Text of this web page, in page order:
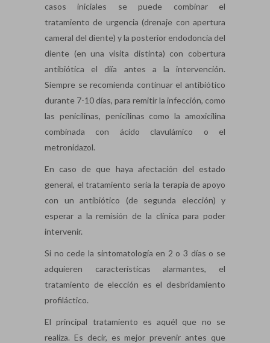
casos iniciales se puede combinar el
tratamiento de urgencia (drenaje con apertura
cameral del diente) y la posterior endodoncia del
diente (en una visita distinta) con cobertura
antibiótica el diía antes a la intervención.
Siempre se recomienda continuar el antibiótico
durante 7-10 días, para remitir la infección, como
las penicilinas, penicilinas como la amoxicilina
combinada con ácido clavulámico o el
metronidazol.
En caso de que haya afectación del estado
general, el tratamiento seria la terapia de apoyo
con un antibiótico (de segunda elección) y
esperar a la remisión de la clínica para poder
intervenir.
Si no cede la sintomatología en 2 o 3 días o se
adquieren características alarmantes, el
tratamiento de elección es el desbridamiento
profiláctico.
El principal tratamiento es aquél que no se
realiza. Es decir, es mejor prevenir antes que